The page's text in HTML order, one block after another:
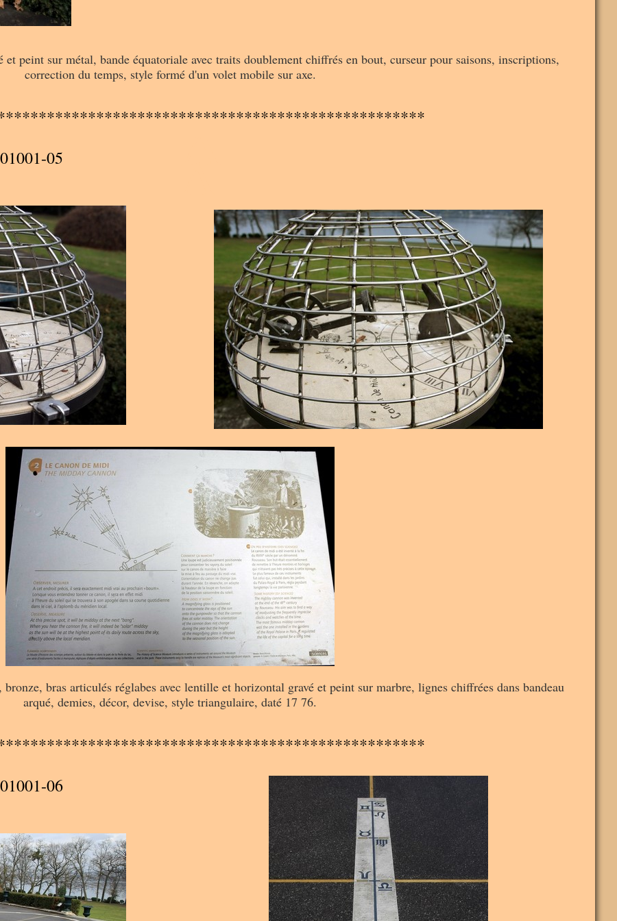
peint sur métal, bande équatoriale avec traits doublement chiffrés en bout, curseur pour saisons, inscriptions,
correction du temps, style formé d'un volet mobile sur axe.
05
A
bras articulés réglabes avec lentille et horizontal gravé et peint sur marbre, lignes chiffrées dans bandeau
arqué, demies, décor, devise, style triangulaire, daté 17 76.
06